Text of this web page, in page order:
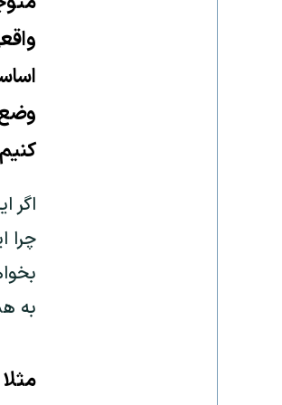
وضع
اگر
چرا
به